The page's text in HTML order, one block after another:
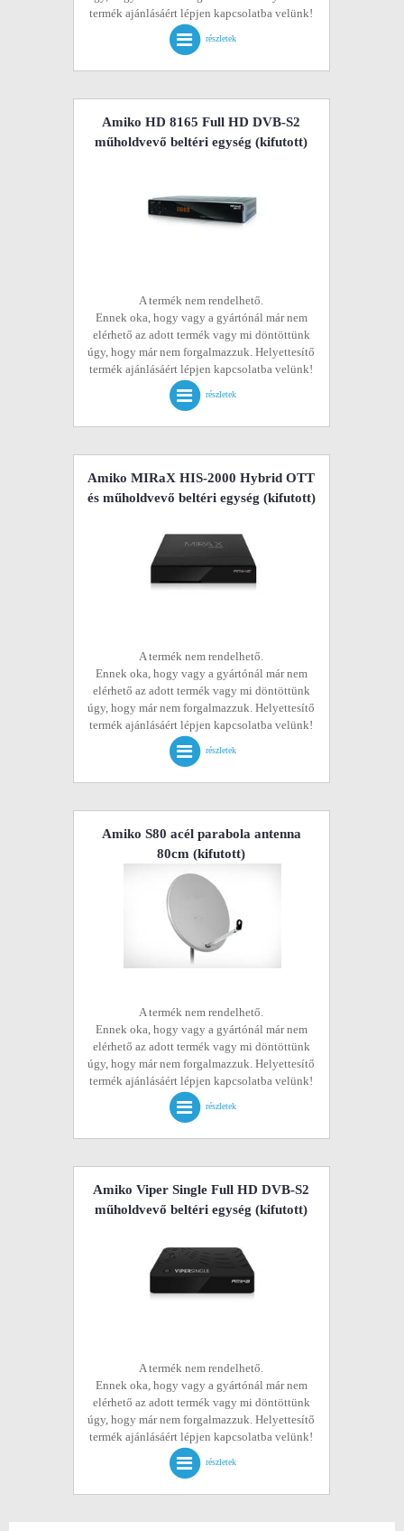
termék ajánlásáért lépjen kapcsolatba velünk!
részletek
Amiko HD 8165 Full HD DVB-S2
műholdvevő beltéri egység (kifutott)
A termék nem rendelhető.
Ennek oka, hogy vagy a gyártónál már nem
elérhető az adott termék vagy mi döntöttünk
úgy, hogy már nem forgalmazzuk. Helyettesítő
termék ajánlásáért lépjen kapcsolatba velünk!
részletek
Amiko MIRaX HIS-2000 Hybrid OTT
és műholdvevő beltéri egység (kifutott)
A termék nem rendelhető.
Ennek oka, hogy vagy a gyártónál már nem
elérhető az adott termék vagy mi döntöttünk
úgy, hogy már nem forgalmazzuk. Helyettesítő
termék ajánlásáért lépjen kapcsolatba velünk!
részletek
Amiko S80 acél parabola antenna
80cm (kifutott)
A termék nem rendelhető.
Ennek oka, hogy vagy a gyártónál már nem
elérhető az adott termék vagy mi döntöttünk
úgy, hogy már nem forgalmazzuk. Helyettesítő
termék ajánlásáért lépjen kapcsolatba velünk!
részletek
Amiko Viper Single Full HD DVB-S2
műholdvevő beltéri egység (kifutott)
A termék nem rendelhető.
Ennek oka, hogy vagy a gyártónál már nem
elérhető az adott termék vagy mi döntöttünk
úgy, hogy már nem forgalmazzuk. Helyettesítő
termék ajánlásáért lépjen kapcsolatba velünk!
részletek